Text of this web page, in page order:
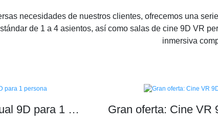
necesidades de nuestros clientes, ofrecemos una
de 1 a 4 asientos, así como salas de cine 9D VR
inmersiva
Silla huevo de realidad virtual 9D para 1 persona Gran oferta: Cine VR